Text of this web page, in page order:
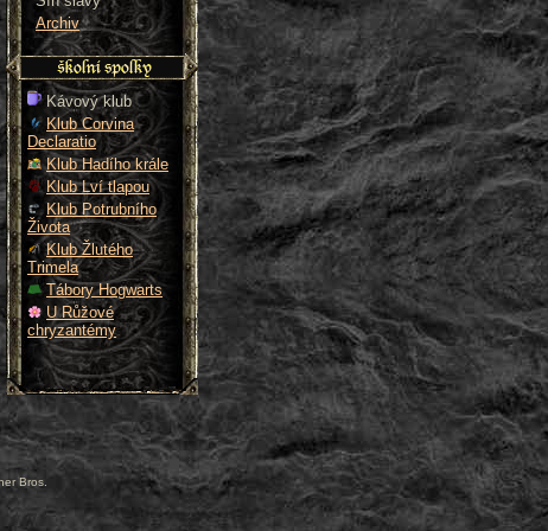
Archiv
Kávový klub
Klub Corvina
Declaratio
Klub Hadího krále
Klub Lví tlapou
Klub Potrubního
Života
Klub Žlutého
Trimela
Tábory Hogwarts
U Růžové
chryzantémy
Bros.